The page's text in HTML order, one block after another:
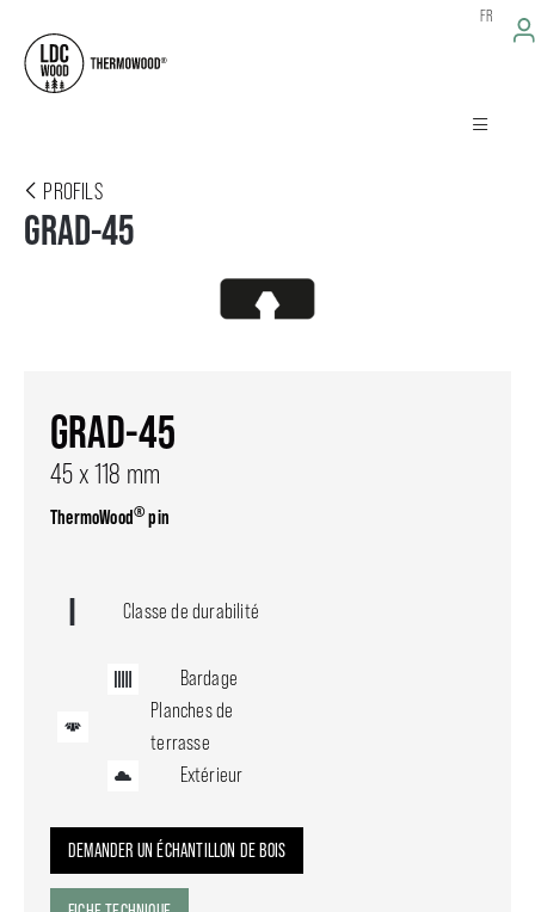
FR
PROFILS
GRAD-45
GRAD-45
45 x 118 mm
ThermoWood®pin
Classe de durabilité
Bardage
Planches de
terrasse
Extérieur
DEMANDER UN ÉCHANTILLON DE BOIS